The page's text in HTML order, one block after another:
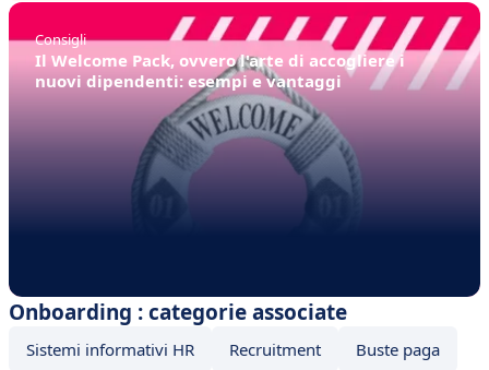
Consigli
Il Welcome Pack, ovvero l'arte di accogliere i
nuovi dipendenti: esempi e vantaggi
Onboarding : categorie associate
Sistemi informativi HR Recruitment Buste paga